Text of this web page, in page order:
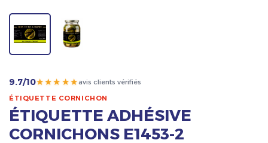
9.7/10★★★★★avis clients vérifiés
ÉTIQUETTE CORNICHON
ÉTIQUETTE ADHÉSIVE
CORNICHONS E1453-2